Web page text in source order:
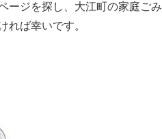
ージを探し、大江町の家庭ごみ
れば幸いです。